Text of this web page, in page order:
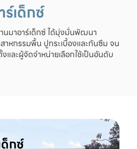
ร์เด็กซ์
นมาอาร์เด็กซ์ ได้มุ่งมั่นพัฒนา
กรรมพื้น ปูกระเบื้องและกันซึม จน
ละผู้จัดจำหน่ายเลือกใช้เป็นอันดับ
ด็กซ์